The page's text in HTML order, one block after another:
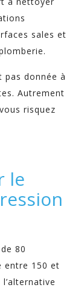
sales et
pas donnée à
Autrement
risquez
le
80
entre 150 et